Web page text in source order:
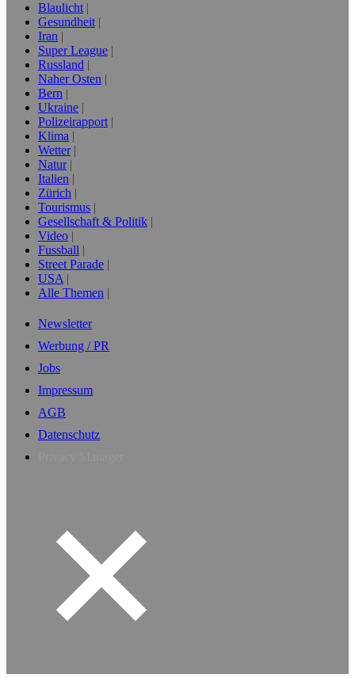
Blaulicht
Gesundheit
Iran
Super League
Russland
Naher Osten
Bern
Ukraine
Polizeirapport
Klima
Wetter
Natur
Italien
Zürich
Tourismus
Gesellschaft & Politik
Video
Fussball
Street Parade
USA
Alle Themen
Newsletter
Werbung / PR
Jobs
Impressum
AGB
Datenschutz